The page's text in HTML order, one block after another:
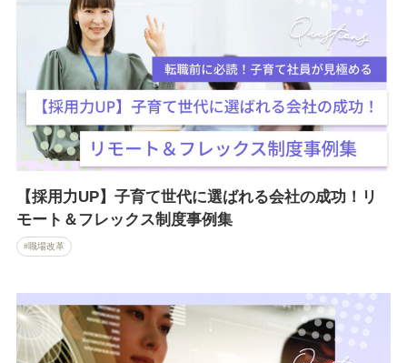
【採用力UP】子育て世代に選ばれる会社の成功！リ
モート＆フレックス制度事例集
職場改革